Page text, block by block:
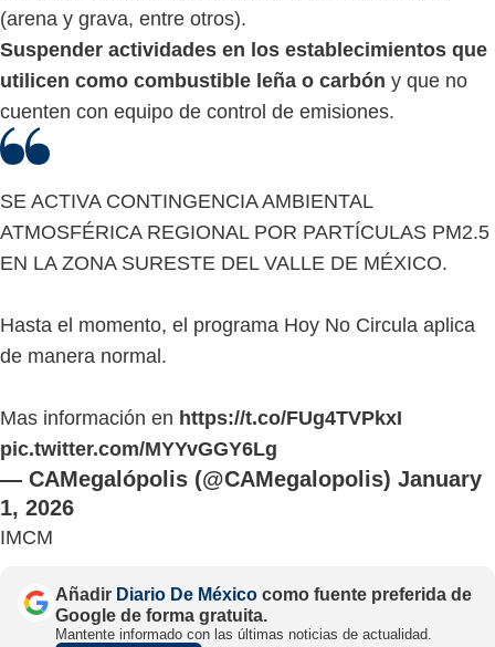
(arena y grava, entre otros).
Suspender actividades en los establecimientos que
utilicen como combustible leña o carbón y que no
cuenten con equipo de control de emisiones.
SE ACTIVA CONTINGENCIA AMBIENTAL
ATMOSFÉRICA REGIONAL POR PARTÍCULAS PM2.5
EN LA ZONA SURESTE DEL VALLE DE MÉXICO.
Hasta el momento, el programa Hoy No Circula aplica
de manera normal.
Mas información en https://t.co/FUg4TVPkxI
pic.twitter.com/MYYvGGY6Lg
— CAMegalópolis (@CAMegalopolis) January
1, 2026
IMCM
Añadir Diario De México como fuente preferida de
Google de forma gratuita.
Mantente informado con las últimas noticias de actualidad.